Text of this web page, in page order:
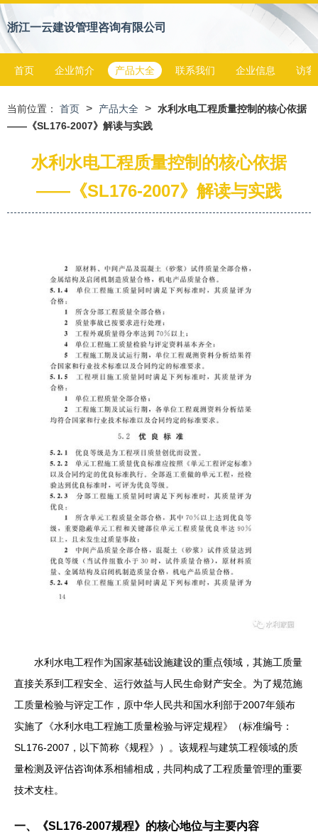
浙江一云建设管理咨询有限公司
首页 企业简介 产品大全 联系我们 企业信息 访客
当前位置： 首页 > 产品大全 > 水利水电工程质量控制的核心依据
——《SL176-2007》解读与实践
水利水电工程质量控制的核心依据
——《SL176-2007》解读与实践
水利水电工程作为国家基础设施建设的重点领域，其施工质量
直接关系到工程安全、运行效益与人民生命财产安全。为了规范施
工质量检验与评定工作，原中华人民共和国水利部于2007年颁布
实施了《水利水电工程施工质量检验与评定规程》（标准编号：
SL176-2007，以下简称《规程》）。该规程与建筑工程领域的质
量检测及评估咨询体系相辅相成，共同构成了工程质量管理的重要
技术支柱。
一、《SL176-2007规程》的核心地位与主要内容